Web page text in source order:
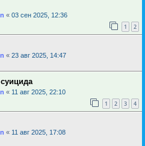
« 03 сен 2025, 12:36
1 2
« 23 авг 2025, 14:47
« 11 авг 2025, 22:10
1 2 3 4
« 11 авг 2025, 17:08